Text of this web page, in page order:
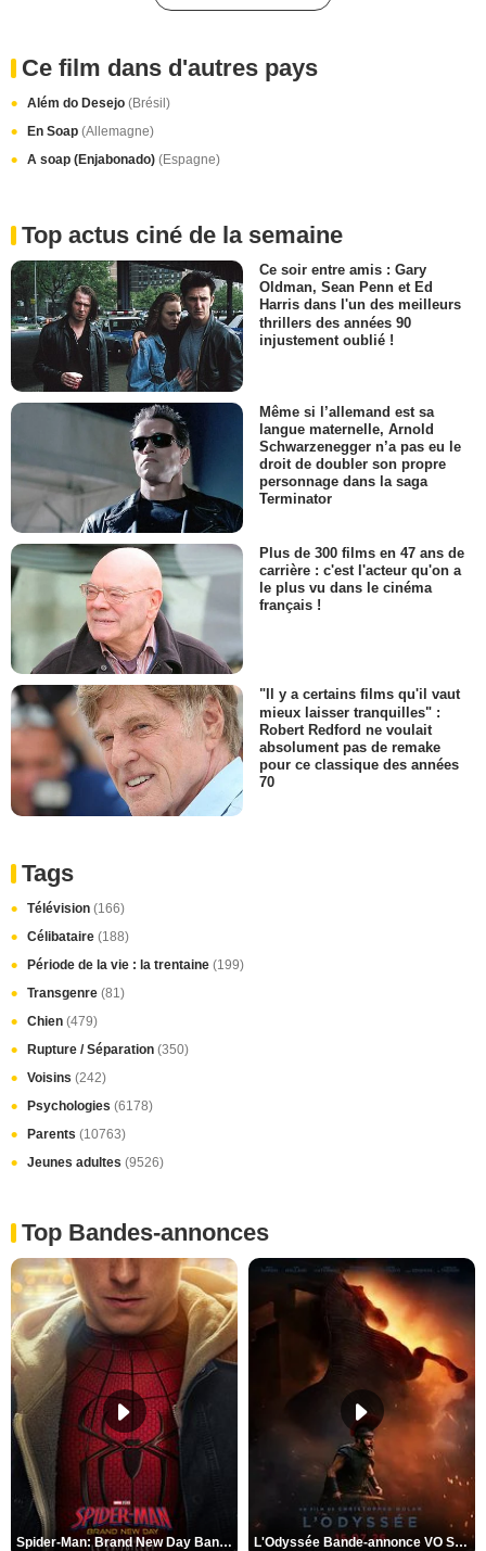
Ce film dans d'autres pays
Além do Desejo (Brésil)
En Soap (Allemagne)
A soap (Enjabonado) (Espagne)
Top actus ciné de la semaine
Ce soir entre amis : Gary
Oldman, Sean Penn et Ed
Harris dans l'un des meilleurs
thrillers des années 90
injustement oublié !
Même si l’allemand est sa
langue maternelle, Arnold
Schwarzenegger n’a pas eu le
droit de doubler son propre
personnage dans la saga
Terminator
Plus de 300 films en 47 ans de
carrière : c'est l'acteur qu'on a
le plus vu dans le cinéma
français !
"Il y a certains films qu'il vaut
mieux laisser tranquilles" :
Robert Redford ne voulait
absolument pas de remake
pour ce classique des années
70
Tags
Télévision (166)
Célibataire (188)
Période de la vie : la trentaine (199)
Transgenre (81)
Chien (479)
Rupture / Séparation (350)
Voisins (242)
Psychologies (6178)
Parents (10763)
Jeunes adultes (9526)
Top Bandes-annonces
Spider-Man: Brand New Day Bande-annonce VO STFR L'Odyssée Bande-annonce VO STFR